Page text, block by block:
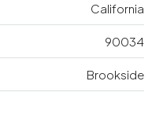
California
90034
Brookside